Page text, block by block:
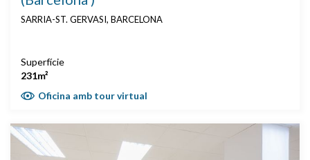
SARRIA-ST. GERVASI, BARCELONA
Superfície
231m²
Oficina amb tour virtual